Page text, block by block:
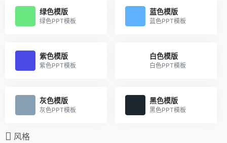
绿色模版
绿色PPT模板
蓝色模版
蓝色PPT模板
紫色模版
紫色PPT模板
白色模版
白色PPT模板
灰色模版
灰色PPT模板
黑色模版
黑色PPT模板
风格